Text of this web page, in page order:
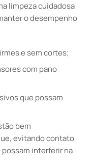
limpeza cuidadosa
o desempenho
e sem cortes;
com pano
que possam
bem
evitando contato
interferir na